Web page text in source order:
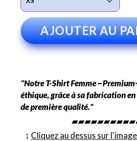
AJOUTER AU
"Notre T-Shirt Femme
éthique, grâce à sa fabrication
de première qualité."
↕︎ Cliquez au dessus sur